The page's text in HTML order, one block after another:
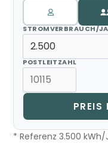
STROMVERBRAUCH/
POSTLEITZAHL
PREIS
* Referenz 3.500